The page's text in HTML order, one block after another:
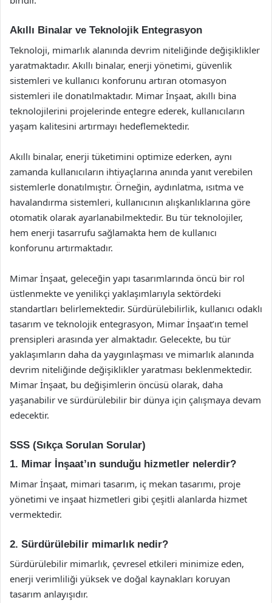
Akıllı Binalar ve Teknolojik Entegrasyon
Teknoloji, mimarlık alanında devrim niteliğinde değişiklikler
yaratmaktadır. Akıllı binalar, enerji yönetimi, güvenlik
sistemleri ve kullanıcı konforunu artıran otomasyon
sistemleri ile donatılmaktadır. Mimar İnşaat, akıllı bina
teknolojilerini projelerinde entegre ederek, kullanıcıların
yaşam kalitesini artırmayı hedeflemektedir.
Akıllı binalar, enerji tüketimini optimize ederken, aynı
zamanda kullanıcıların ihtiyaçlarına anında yanıt verebilen
sistemlerle donatılmıştır. Örneğin, aydınlatma, ısıtma ve
havalandırma sistemleri, kullanıcının alışkanlıklarına göre
otomatik olarak ayarlanabilmektedir. Bu tür teknolojiler,
hem enerji tasarrufu sağlamakta hem de kullanıcı
konforunu artırmaktadır.
Mimar İnşaat, geleceğin yapı tasarımlarında öncü bir rol
üstlenmekte ve yenilikçi yaklaşımlarıyla sektördeki
standartları belirlemektedir. Sürdürülebilirlik, kullanıcı odaklı
tasarım ve teknolojik entegrasyon, Mimar İnşaat’ın temel
prensipleri arasında yer almaktadır. Gelecekte, bu tür
yaklaşımların daha da yaygınlaşması ve mimarlık alanında
devrim niteliğinde değişiklikler yaratması beklenmektedir.
Mimar İnşaat, bu değişimlerin öncüsü olarak, daha
yaşanabilir ve sürdürülebilir bir dünya için çalışmaya devam
edecektir.
SSS (Sıkça Sorulan Sorular)
1. Mimar İnşaat’ın sunduğu hizmetler nelerdir?
Mimar İnşaat, mimari tasarım, iç mekan tasarımı, proje
yönetimi ve inşaat hizmetleri gibi çeşitli alanlarda hizmet
vermektedir.
2. Sürdürülebilir mimarlık nedir?
Sürdürülebilir mimarlık, çevresel etkileri minimize eden,
enerji verimliliği yüksek ve doğal kaynakları koruyan
tasarım anlayışıdır.